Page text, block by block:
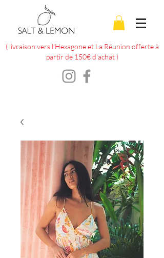
( livraison vers l'Hexagone et La Réunion offerte à
partir de 150€ d'achat )